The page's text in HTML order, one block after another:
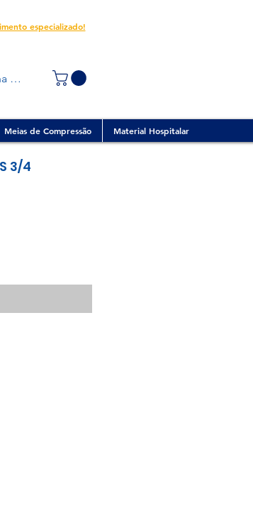
especializado!
conta
Meias de Compressão Material Hospitalar
3/4